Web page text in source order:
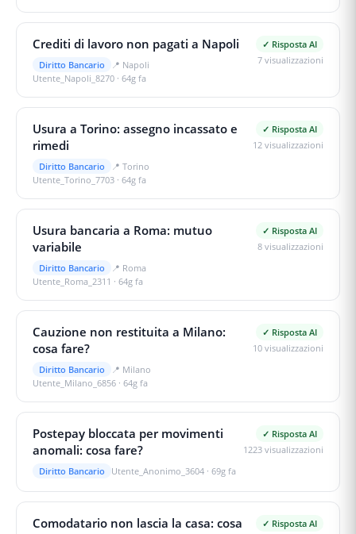
Crediti di lavoro non pagati a Napoli
Diritto Bancario 📍 Napoli
Utente_Napoli_8270 · 64g fa
✓ Risposta AI
7 visualizzazioni
Usura a Torino: assegno incassato e
rimedi
Diritto Bancario 📍 Torino
Utente_Torino_7703 · 64g fa
✓ Risposta AI
12 visualizzazioni
Usura bancaria a Roma: mutuo
variabile
Diritto Bancario 📍 Roma
Utente_Roma_2311 · 64g fa
✓ Risposta AI
8 visualizzazioni
Cauzione non restituita a Milano:
cosa fare?
Diritto Bancario 📍 Milano
Utente_Milano_6856 · 64g fa
✓ Risposta AI
10 visualizzazioni
Postepay bloccata per movimenti
anomali: cosa fare?
Diritto Bancario Utente_Anonimo_3604 · 69g fa
✓ Risposta AI
1223 visualizzazioni
Comodatario non lascia la casa: cosa
✓ Risposta AI